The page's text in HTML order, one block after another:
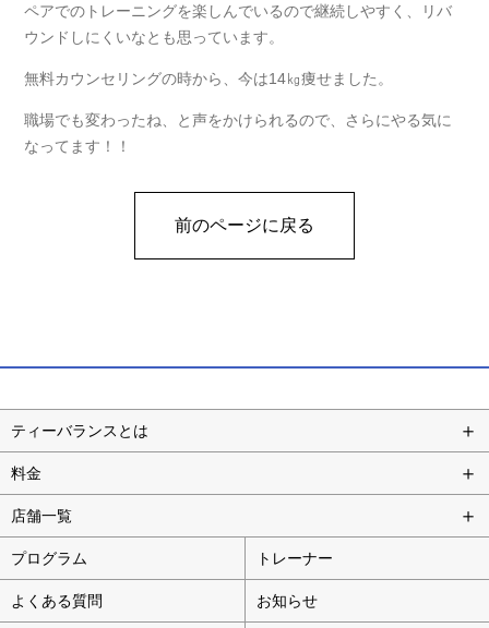
ペアでのトレーニングを楽しんでいるので継続しやすく、リバ
ウンドしにくいなとも思っています。
無料カウンセリングの時から、今は14㎏痩せました。
職場でも変わったね、と声をかけられるので、さらにやる気に
なってます！！
前のページに戻る
ティーバランスとは
料金
店舗一覧
プログラム トレーナー
よくある質問 お知らせ